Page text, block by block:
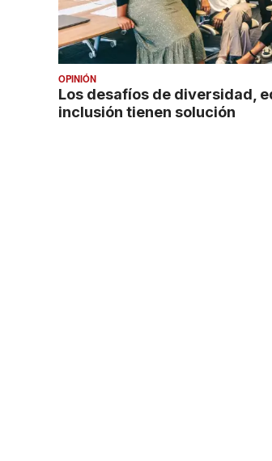
OPINIÓN
Los desafíos de diversidad,
inclusión tienen solución